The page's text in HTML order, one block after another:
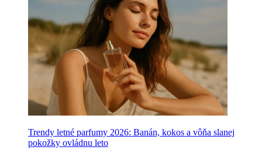
Trendy letné parfumy 2026: Banán, kokos a vôňa slanej
pokožky ovládnu leto